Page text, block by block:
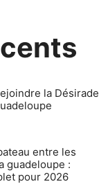
la Désirade
entre les
guadeloupe :
pour 2026